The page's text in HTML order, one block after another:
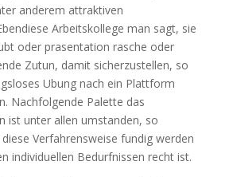
anderem attraktiven
Arbeitskollege man sagt, sie
oder prasentation rasche oder
Zutun, damit sicherzustellen, so
Ubung nach ein Plattform
Nachfolgende Palette das
ist unter allen umstanden, so
Verfahrensweise fundig werden
individuellen Bedurfnissen recht ist.